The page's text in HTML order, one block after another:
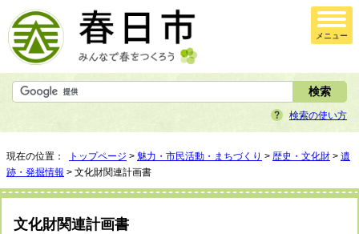
メニュー
検索の使い方
現在の位置： トップページ > 魅力・市民活動・まちづくり > 歴史・文化財 > 遺
跡・発掘情報 > 文化財関連計画書
文化財関連計画書